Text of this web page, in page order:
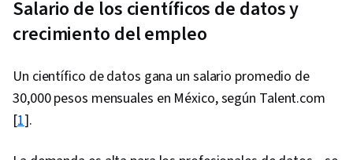
Programming (OOP), Data Analysis, Data
Structures, Data Presentation, LinkedIn, Web
SQL, Analytical Skills, Data-Driven Decision-
Making, Data Sharing, Data Visualization
Salario de los científicos de datos y
crecimiento del empleo
Un científico de datos gana un salario promedio de
30,000 pesos mensuales en México, según Talent.com
[1].